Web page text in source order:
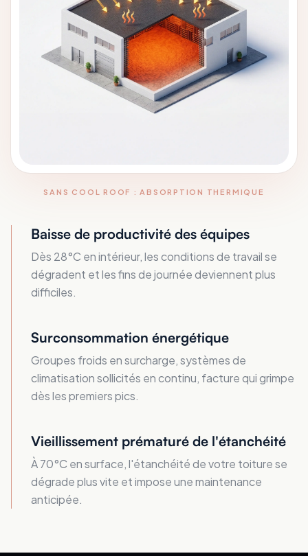
SANS COOL ROOF : ABSORPTION THERMIQUE
Baisse de productivité des équipes
Dès 28°C en intérieur, les conditions de travail se
dégradent et les fins de journée deviennent plus
difficiles.
Surconsommation énergétique
Groupes froids en surcharge, systèmes de
climatisation sollicités en continu, facture qui grimpe
dès les premiers pics.
Vieillissement prématuré de l'étanchéité
À 70°C en surface, l'étanchéité de votre toiture se
dégrade plus vite et impose une maintenance
anticipée.